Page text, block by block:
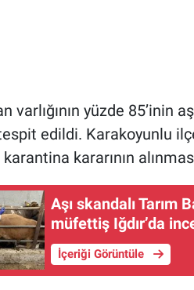
varlığının yüzde 85’inin
edildi. Karakoyunlu
kararının
Aşı skandalı Tarım
müfettiş Iğdır’da
İçeriği Görüntüle